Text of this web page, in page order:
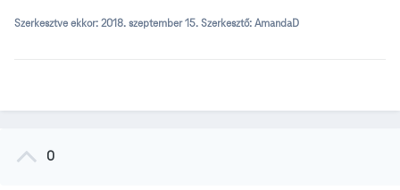
Szerkesztve ekkor: 2018. szeptember 15. Szerkesztő: AmandaD
0